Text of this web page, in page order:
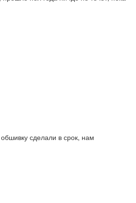
сделали в срок, нам